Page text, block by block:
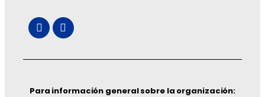
Para información general sobre la organización: